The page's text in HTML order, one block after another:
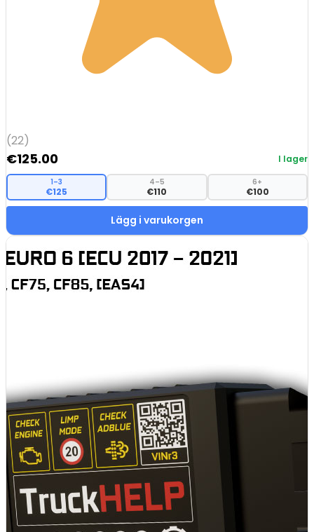
(22)
€125.00 I lager
1–3
€125
4–5
€110
6+
€100
Lägg i varukorgen